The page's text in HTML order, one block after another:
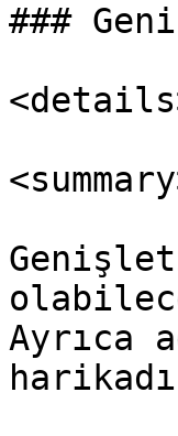
###
Ayrıca